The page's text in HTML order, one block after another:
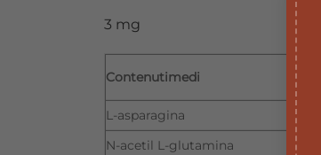
3 mg
Contenutimedi
L-asparagina
N-acetil L-glutamina